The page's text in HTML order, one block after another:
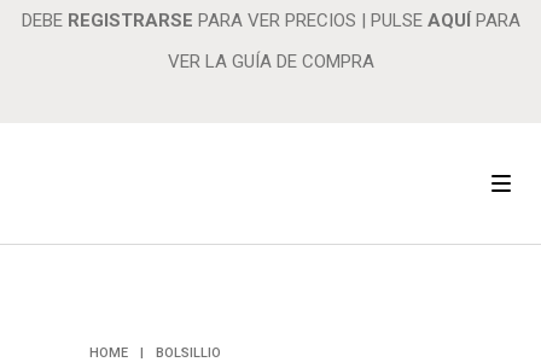
DEBE REGISTRARSE PARA VER PRECIOS | PULSE AQUÍ PARA
VER LA GUÍA DE COMPRA
HOME | BOLSILLIO